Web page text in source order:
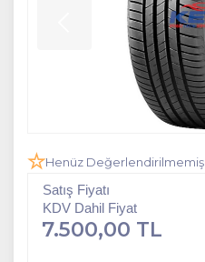
Henüz Değerlendirilmemiş
Satış Fiyatı
KDV Dahil Fiyat
7.500,00 TL